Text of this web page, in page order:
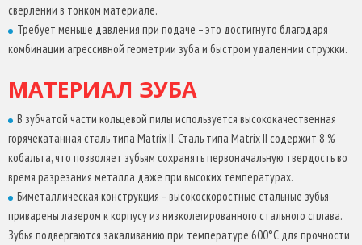
КОРПУС КОРОНКИ
толщина стали корпуса коронки 1,27 мм, сводит к минимуму
Эффективная глубина резки – 41 мм.
ЗАДНЯЯ СТЕНКА КОРОНКИ
Задний щиток сделан из стали большой толщины, не
позволяющей отверстиям увеличиваться со временем.
4 отверстия в основании для легкого крепления хвостовика с
коронкой.
Идеально круглая геометрия задней стенки придает коронке
сверлении в тонком материале.
Требует меньше давления при подаче – это достигнуто благодаря
комбинации агрессивной геометрии зуба и быстром удаленнии стружки.
МАТЕРИАЛ ЗУБА
В зубчатой части кольцевой пилы используется высококачественная
горячекатанная сталь типа Matrix II. Сталь типа Matrix II содержит 8 %
кобальта, что позволяет зубьям сохранять первоначальную твердость во
время разрезания металла даже при высоких температурах.
Биметаллическая конструкция – высокоскоростные стальные зубья
приварены лазером к корпусу из низколегированного стального сплава.
Зубья подвергаются закаливанию при температуре 600°С для прочности